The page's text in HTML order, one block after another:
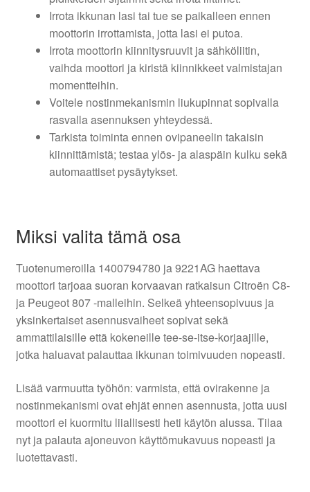
Irrota ikkunan lasi tai tue se paikalleen ennen
moottorin irrottamista, jotta lasi ei putoa.
Irrota moottorin kiinnitysruuvit ja sähköliitin,
vaihda moottori ja kiristä kiinnikkeet valmistajan
momentteihin.
Voitele nostinmekanismin liukupinnat sopivalla
rasvalla asennuksen yhteydessä.
Tarkista toiminta ennen ovipaneelin takaisin
kiinnittämistä; testaa ylös- ja alaspäin kulku sekä
automaattiset pysäytykset.
Miksi valita tämä osa
Tuotenumeroilla 1400794780 ja 9221AG haettava
moottori tarjoaa suoran korvaavan ratkaisun Citroën C8-
ja Peugeot 807 -malleihin. Selkeä yhteensopivuus ja
yksinkertaiset asennusvaiheet sopivat sekä
ammattilaisille että kokeneille tee-se-itse-korjaajille,
jotka haluavat palauttaa ikkunan toimivuuden nopeasti.
Lisää varmuutta työhön: varmista, että ovirakenne ja
nostinmekanismi ovat ehjät ennen asennusta, jotta uusi
moottori ei kuormitu liiallisesti heti käytön alussa. Tilaa
nyt ja palauta ajoneuvon käyttömukavuus nopeasti ja
luotettavasti.